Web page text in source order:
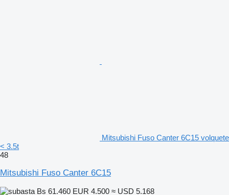
Mitsubishi Fuso Canter 6C15 volquete
< 3.5t
48
Mitsubishi Fuso Canter 6C15
Bs 61.460 EUR 4.500 ≈ USD 5.168